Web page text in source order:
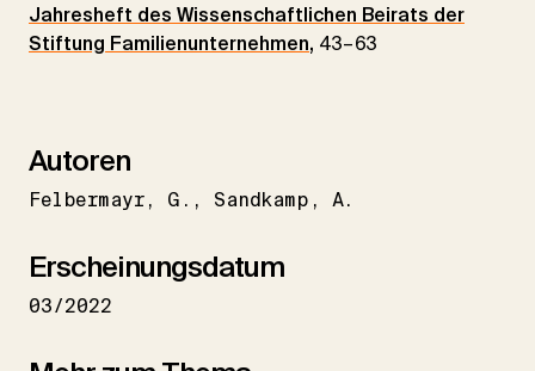
Jahresheft des Wissenschaftlichen Beirats der
Stiftung Familienunternehmen, 43–63
Autoren
Felbermayr G. Sandkamp A.
Erscheinungsdatum
03/2022